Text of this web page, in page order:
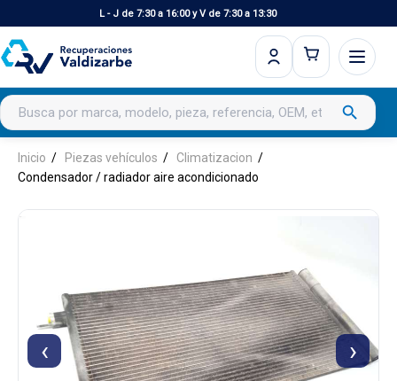
L - J de 7:30 a 16:00 y V de 7:30 a 13:30
Buscar productos search
Inicio Piezas vehículos
Climatizacion
Condensador / radiador aire acondicionado
‹ ›